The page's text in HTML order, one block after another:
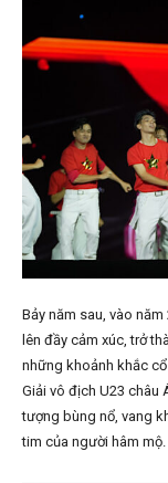
Bảy năm sau, vào
lên đầy cảm xúc, trở
những khoảnh khắc
Giải vô địch U23 châu
tượng bùng nổ, vang
tim của người hâm mộ.